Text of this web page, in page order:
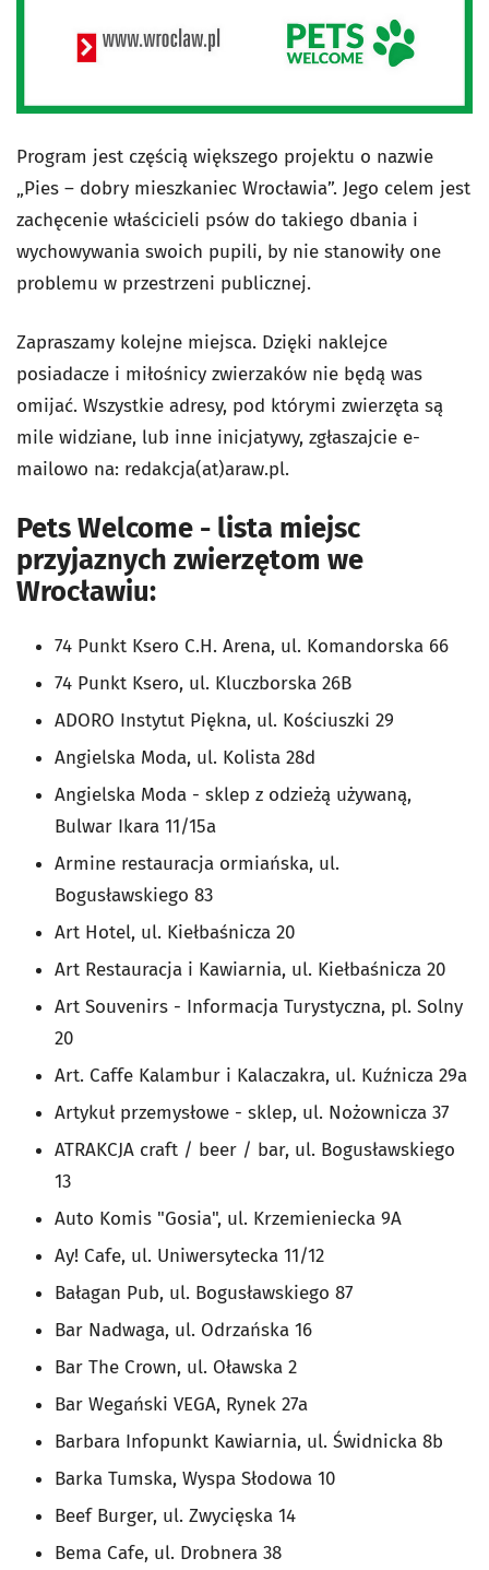
Program jest częścią większego projektu o nazwie
„Pies – dobry mieszkaniec Wrocławia”. Jego celem jest
zachęcenie właścicieli psów do takiego dbania i
wychowywania swoich pupili, by nie stanowiły one
problemu w przestrzeni publicznej.
Zapraszamy kolejne miejsca. Dzięki naklejce
posiadacze i miłośnicy zwierzaków nie będą was
omijać. Wszystkie adresy, pod którymi zwierzęta są
mile widziane, lub inne inicjatywy, zgłaszajcie e-
mailowo na: redakcja(at)araw.pl.
Pets Welcome - lista miejsc
przyjaznych zwierzętom we
Wrocławiu:
74 Punkt Ksero C.H. Arena, ul. Komandorska 66
74 Punkt Ksero, ul. Kluczborska 26B
ADORO Instytut Piękna, ul. Kościuszki 29
Angielska Moda, ul. Kolista 28d
Angielska Moda - sklep z odzieżą używaną,
Bulwar Ikara 11/15a
Armine restauracja ormiańska, ul.
Bogusławskiego 83
Art Hotel, ul. Kiełbaśnicza 20
Art Restauracja i Kawiarnia, ul. Kiełbaśnicza 20
Art Souvenirs - Informacja Turystyczna, pl. Solny
20
Art. Caffe Kalambur i Kalaczakra, ul. Kuźnicza 29a
Artykuł przemysłowe - sklep, ul. Nożownicza 37
ATRAKCJA craft / beer / bar, ul. Bogusławskiego
13
Auto Komis "Gosia", ul. Krzemieniecka 9A
Ay! Cafe, ul. Uniwersytecka 11/12
Bałagan Pub, ul. Bogusławskiego 87
Bar Nadwaga, ul. Odrzańska 16
Bar The Crown, ul. Oławska 2
Bar Wegański VEGA, Rynek 27a
Barbara Infopunkt Kawiarnia, ul. Świdnicka 8b
Barka Tumska, Wyspa Słodowa 10
Beef Burger, ul. Zwycięska 14
Bema Cafe, ul. Drobnera 38